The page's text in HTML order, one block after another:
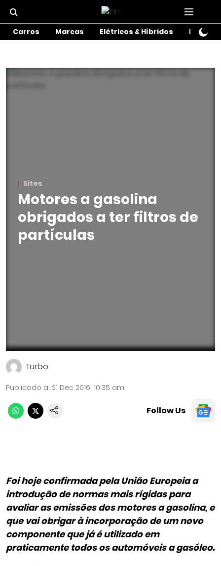
Carros Marcas Elétricos & Híbridos Motos
Sites
Motores a gasolina
obrigados a ter filtros de
partículas
Turbo
Publicado a: 21 Dec 2016, 10:35 am
Follow Us
Foi hoje confirmada pela União Europeia a
introdução de normas mais rígidas para
avaliar as emissões dos motores a gasolina, e
que vai obrigar à incorporação de um novo
componente que já é utilizado em
praticamente todos os automóveis a gasóleo.